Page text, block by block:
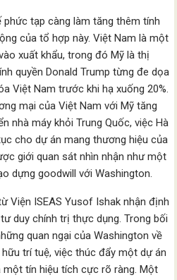
tạp càng làm tăng thêm tính
của tổ hợp này. Việt Nam là một
xuất khẩu, trong đó Mỹ là thị
quyền Donald Trump từng đe dọa
Việt Nam trước khi hạ xuống 20%.
mại của Việt Nam với Mỹ tăng
nhà máy khỏi Trung Quốc, việc Hà
cho dự án mang thương hiệu của
giới quan sát nhìn nhận như một
dựng goodwill với Washington.
Viện ISEAS Yusof Ishak nhận định
duy chính trị thực dụng. Trong bối
quan ngại của Washington về
trí tuệ, việc thúc đẩy một dự án
một tín hiệu tích cực rõ ràng. Một